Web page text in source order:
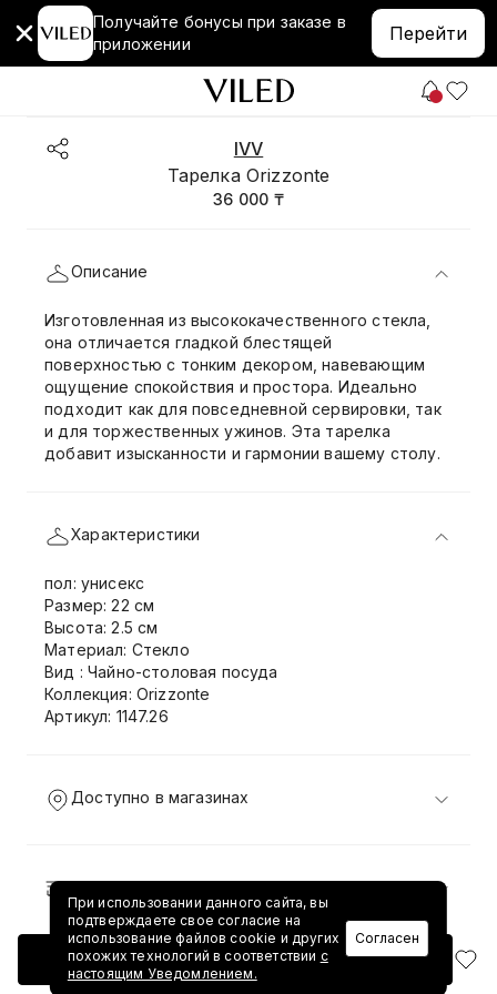
Получайте бонусы при заказе в
приложении
Перейти
IVV
Тарелка Orizzonte
36 000 ₸
Добавить в корзину
Описание
Изготовленная из высококачественного стекла,
она отличается гладкой блестящей
поверхностью с тонким декором, навевающим
ощущение спокойствия и простора. Идеально
подходит как для повседневной сервировки, так
и для торжественных ужинов. Эта тарелка
добавит изысканности и гармонии вашему столу.
Характеристики
пол: унисекс
Размер: 22 см
Высота: 2.5 см
Материал: Стекло
Вид : Чайно-столовая посуда
Коллекция: Orizzonte
Артикул: 1147.26
Доступно в магазинах
Доставка и возврат
При использовании данного сайта, вы
подтверждаете свое согласие на
использование файлов cookie и других
похожих технологий в соответствии с
настоящим Уведомлением.
Согласен